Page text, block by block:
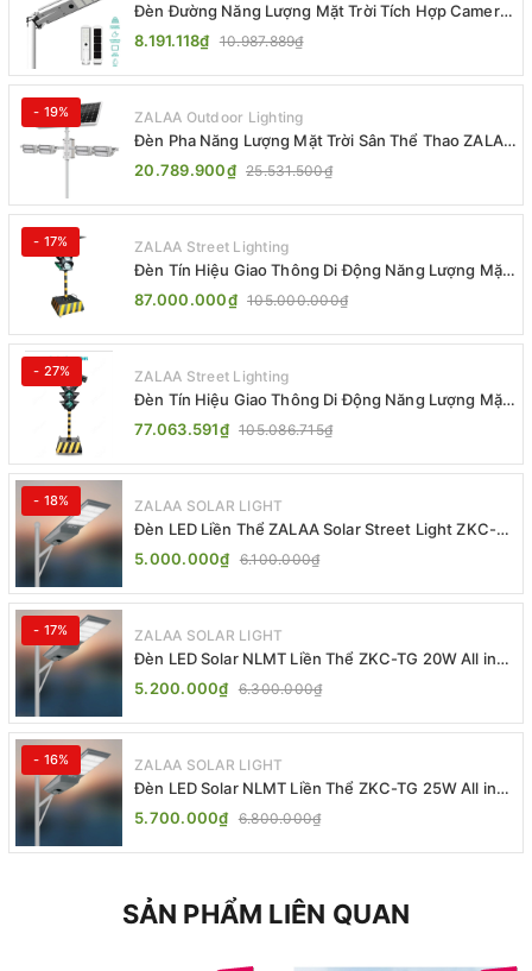
Đèn Đường Năng Lượng Mặt Trời Tích Hợp Camera
ZALAA ZL-BJ04-CCTV (80W, IP65)
8.191.118₫ 10.987.889₫
- 19% ZALAA Outdoor Lighting
Đèn Pha Năng Lượng Mặt Trời Sân Thể Thao ZALAA
Jsc Chống Nước IP65 Cao Cấp
20.789.900₫ 25.531.500₫
- 17% ZALAA Street Lighting
Đèn Tín Hiệu Giao Thông Di Động Năng Lượng Mặt
Trời ZALAA ZL-300A-D
87.000.000₫ 105.000.000₫
- 27% ZALAA Street Lighting
Đèn Tín Hiệu Giao Thông Di Động Năng Lượng Mặt
Trời ZALAA ZL-409300C
77.063.591₫ 105.086.715₫
- 18% ZALAA SOLAR LIGHT
Đèn LED Liền Thể ZALAA Solar Street Light ZKC-
TG 20W 25W 30W All In One
5.000.000₫ 6.100.000₫
- 17% ZALAA SOLAR LIGHT
Đèn LED Solar NLMT Liền Thể ZKC-TG 20W All in
One | ZALAA Street Light
5.200.000₫ 6.300.000₫
- 16% ZALAA SOLAR LIGHT
Đèn LED Solar NLMT Liền Thể ZKC-TG 25W All in
One | ZALAA Street Light
5.700.000₫ 6.800.000₫
SẢN PHẨM LIÊN QUAN